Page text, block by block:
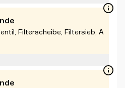
Filterscheibe, Filtersieb, A